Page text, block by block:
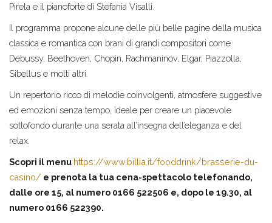
Pirela e il pianoforte di Stefania Visalli.
Il programma propone alcune delle più belle pagine della musica
classica e romantica con brani di grandi compositori come
Debussy, Beethoven, Chopin, Rachmaninov, Elgar, Piazzolla,
Sibellus e molti altri.
Un repertorio ricco di melodie coinvolgenti, atmosfere suggestive
ed emozioni senza tempo, ideale per creare un piacevole
sottofondo durante una serata all’insegna dell’eleganza e del
relax.
Scopri il menu https://www.billia.it/fooddrink/brasserie-du-
casino/ e prenota la tua cena-spettacolo telefonando,
dalle ore 15, al numero 0166 522506 e, dopo le 19.30, al
numero 0166 522390.